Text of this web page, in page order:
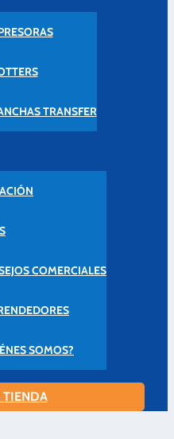
TRANSFER
COMERCIALES
SOMOS?
TIENDA